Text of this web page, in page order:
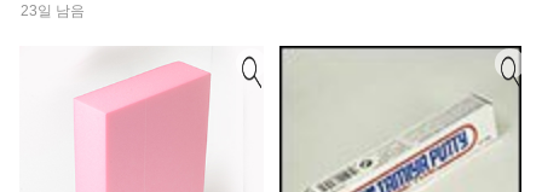
23일 남음